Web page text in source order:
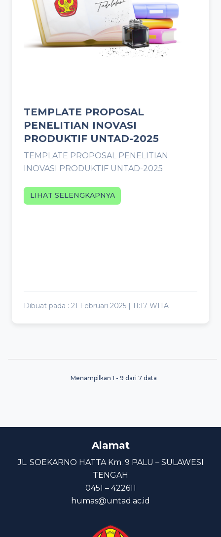
TEMPLATE PROPOSAL
PENELITIAN INOVASI
PRODUKTIF UNTAD-2025
TEMPLATE PROPOSAL PENELITIAN
INOVASI PRODUKTIF UNTAD-2025
LIHAT SELENGKAPNYA
Dibuat pada : 21 Februari 2025 | 11:17 WITA
Menampilkan 1 - 9 dari 7 data
Alamat
JL. SOEKARNO HATTA Km. 9 PALU – SULAWESI
TENGAH
0451 – 422611
humas@untad.ac.id